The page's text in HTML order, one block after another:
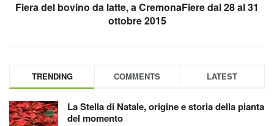
Fiera del bovino da latte, a CremonaFiere dal 28 al 31
ottobre 2015
TRENDING COMMENTS LATEST
La Stella di Natale, origine e storia della pianta
del momento